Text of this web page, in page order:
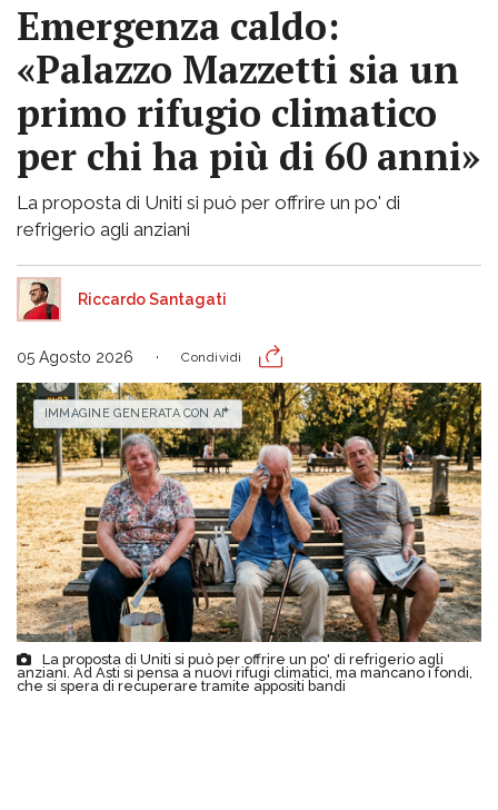
Emergenza caldo:
«Palazzo Mazzetti sia un
primo rifugio climatico
per chi ha più di 60 anni»
La proposta di Uniti si può per offrire un po' di
refrigerio agli anziani
Riccardo Santagati
05 Agosto 2026 Condividi
La proposta di Uniti si può per offrire un po' di refrigerio agli
anziani. Ad Asti si pensa a nuovi rifugi climatici, ma mancano i fondi,
che si spera di recuperare tramite appositi bandi
IMMAGINE GENERATA CON AI